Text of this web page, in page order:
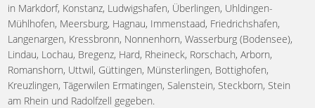
in Markdorf, Konstanz, Ludwigshafen, Überlingen, Uhldingen-
Mühlhofen, Meersburg, Hagnau, Immenstaad, Friedrichshafen,
Langenargen, Kressbronn, Nonnenhorn, Wasserburg (Bodensee),
Lindau, Lochau, Bregenz, Hard, Rheineck, Rorschach, Arborn,
Romanshorn, Uttwil, Güttingen, Münsterlingen, Bottighofen,
Kreuzlingen, Tägerwilen Ermatingen, Salenstein, Steckborn, Stein
am Rhein und Radolfzell gegeben.